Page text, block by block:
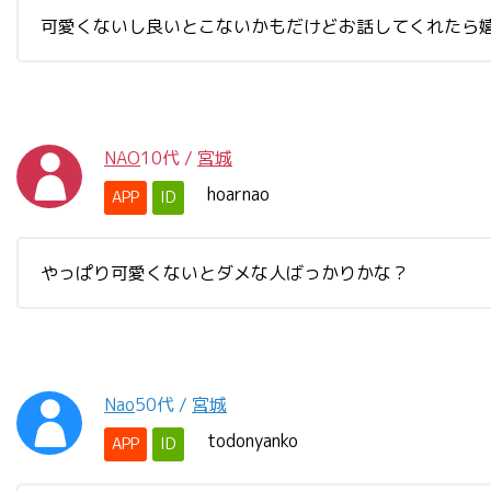
可愛くないし良いとこないかもだけどお話してくれたら
NAO10代 / 宮城
APP ID hoarnao
やっぱり可愛くないとダメな人ばっかりかな？
Nao50代 / 宮城
APP ID todonyanko